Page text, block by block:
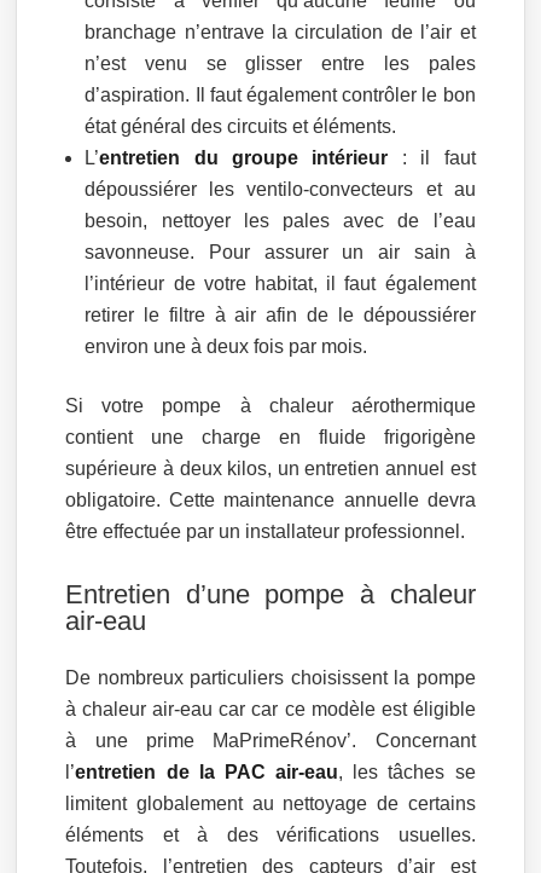
branchage n’entrave la circulation de l’air et
n’est venu se glisser entre les pales
d’aspiration. Il faut également contrôler le bon
état général des circuits et éléments.
L’entretien du groupe intérieur : il faut
dépoussiérer les ventilo-convecteurs et au
besoin, nettoyer les pales avec de l’eau
savonneuse. Pour assurer un air sain à
l’intérieur de votre habitat, il faut également
retirer le filtre à air afin de le dépoussiérer
environ une à deux fois par mois.
Si votre pompe à chaleur aérothermique
contient une charge en fluide frigorigène
supérieure à deux kilos, un entretien annuel est
obligatoire. Cette maintenance annuelle devra
être effectuée par un installateur professionnel.
Entretien d’une pompe à chaleur
air-eau
De nombreux particuliers choisissent la pompe
à chaleur air-eau car car ce modèle est éligible
à une prime MaPrimeRénov’. Concernant
l’entretien de la PAC air-eau, les tâches se
limitent globalement au nettoyage de certains
éléments et à des vérifications usuelles.
Toutefois, l’entretien des capteurs d’air est